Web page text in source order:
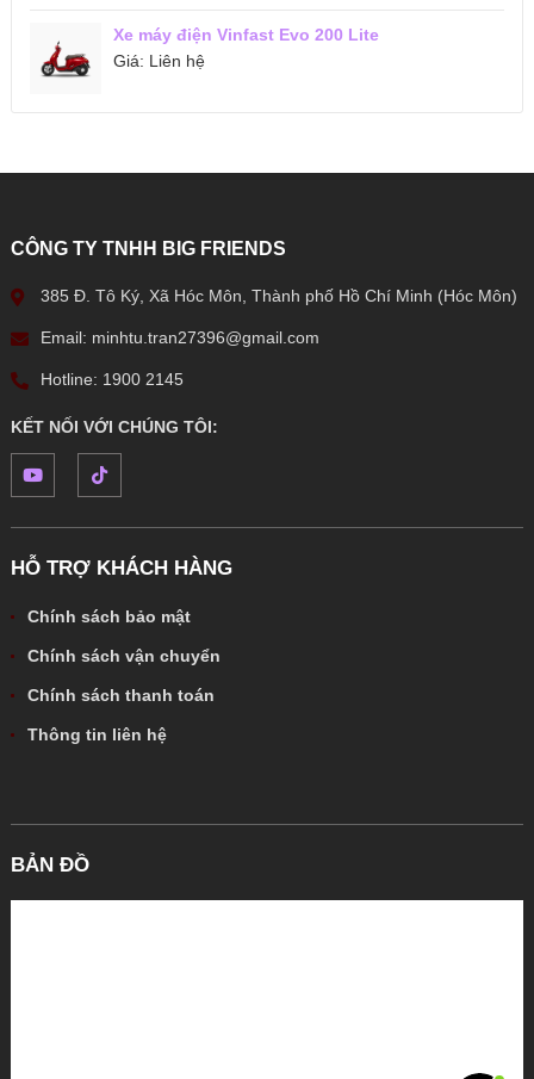
Xe máy điện Vinfast Evo 200 Lite
Giá: Liên hệ
CÔNG TY TNHH BIG FRIENDS
385 Đ. Tô Ký, Xã Hóc Môn, Thành phố Hồ Chí Minh (Hóc Môn)
Email: minhtu.tran27396@gmail.com
Hotline: 1900 2145
KẾT NỐI VỚI CHÚNG TÔI:
HỖ TRỢ KHÁCH HÀNG
Chính sách bảo mật
Chính sách vận chuyển
Chính sách thanh toán
Thông tin liên hệ
BẢN ĐỒ